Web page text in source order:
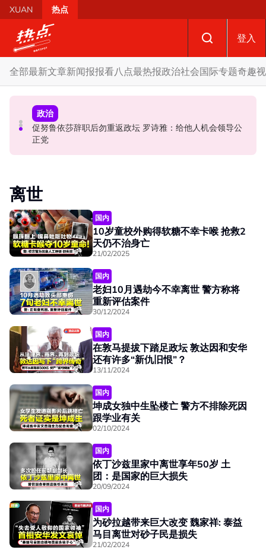
Skip to main content
XUAN 热点
登入
全部最新文章新闻报报看八点最热报政治社会国际专题奇趣
国际
泰校园枪击案酿8师生亡 枪手疑遭长期遭霸凌成导火索
政治
炮轰哈迪不了解章程 阿兹敏：国盟无“自动退盟”规定
政治
促努鲁依莎辞职后勿重返政坛 罗诗雅：给他人机会领导公
正党
离世
国内
10岁童校外购得软糖不幸卡喉 抢救2
天仍不治身亡
21/02/2025
国内
老妇10月遇劫今不幸离世 警方称将
重新评估案件
30/12/2024
国内
在敦马提拔下踏足政坛 敦达因和安华
还有许多“新仇旧恨”？
13/11/2024
国内
坤成女独中生坠楼亡 警方不排除死因
跟学业有关
02/10/2024
国内
依丁沙兹里家中离世享年50岁 土
团：是国家的巨大损失
20/09/2024
国内
为砂拉越带来巨大改变 魏家祥: 泰益
马目离世对砂子民是损失
21/02/2024